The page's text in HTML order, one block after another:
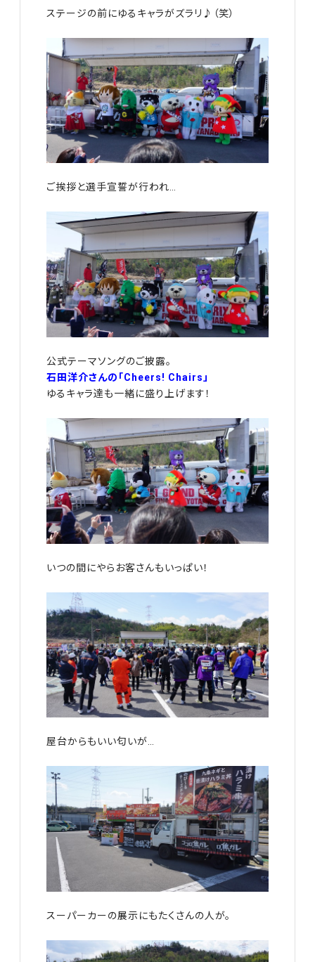
ステージの前にゆるキャラがズラリ♪（笑）
ご挨拶と選手宣誓が行われ…
公式テーマソングのご披露。
石田洋介さんの「Cheers! Chairs」
ゆるキャラ達も一緒に盛り上げます！
いつの間にやらお客さんもいっぱい！
屋台からもいい匂いが…
スーパーカーの展示にもたくさんの人が。